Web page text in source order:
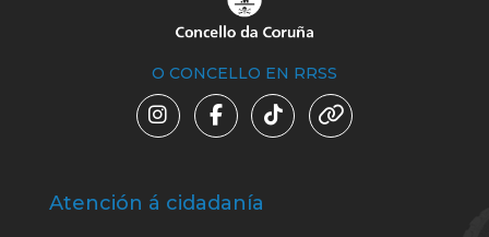
O CONCELLO EN RRSS
Atención á cidadanía